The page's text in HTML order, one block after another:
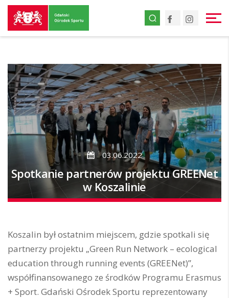
Przejdź
do
treści
Przejdź
do
strony
Facebook
03.06.2022
Spotkanie partnerów projektu GREENet
w Koszalinie
Koszalin był ostatnim miejscem, gdzie spotkali się
partnerzy projektu „Green Run Network – ecological
education through running events (GREENet)”,
współfinansowanego ze środków Programu Erasmus
+ Sport. Gdański Ośrodek Sportu reprezentowany